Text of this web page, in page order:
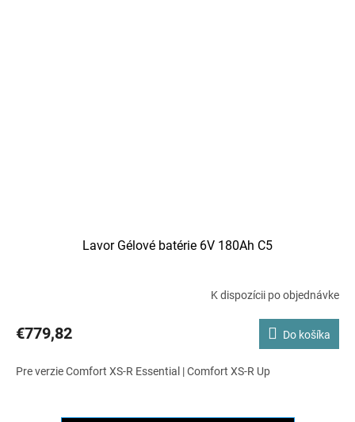
Lavor Gélové batérie 6V 180Ah C5
K dispozícii po objednávke
€779,82 Do košíka
Pre verzie Comfort XS-R Essential | Comfort XS-R Up